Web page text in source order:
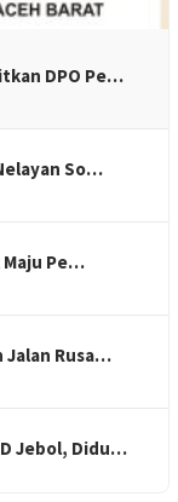
DPO Pe…
So…
Maju Pe…
Jalan Rusa…
Jebol, Didu…